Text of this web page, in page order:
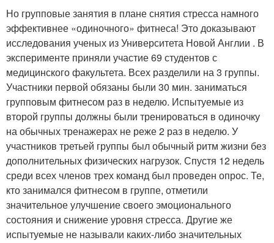
Но групповые занятия в плане снятия стресса намного
эффективнее «одиночного» фитнеса! Это доказывают
исследования ученых из Университета Новой Англии . В
эксперименте приняли участие 69 студентов с
медицинского факультета. Всех разделили на 3 группы.
Участники первой обязаны были 30 мин. заниматься
групповым фитнесом раз в неделю. Испытуемые из
второй группы должны были тренироваться в одиночку
на обычных тренажерах не реже 2 раз в неделю. У
участников третьей группы был обычный ритм жизни без
дополнительных физических нагрузок. Спустя 12 недель
среди всех членов трех команд был проведен опрос. Те,
кто занимался фитнесом в группе, отметили
значительное улучшение своего эмоционального
состояния и снижение уровня стресса. Другие же
испытуемые не называли каких-либо значительных